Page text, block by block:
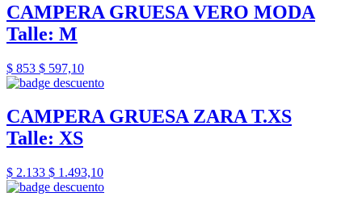
CAMPERA GRUESA VERO MODA
Talle: M
$ 853 $ 597,10
CAMPERA GRUESA ZARA T.XS
Talle: XS
$ 2.133 $ 1.493,10